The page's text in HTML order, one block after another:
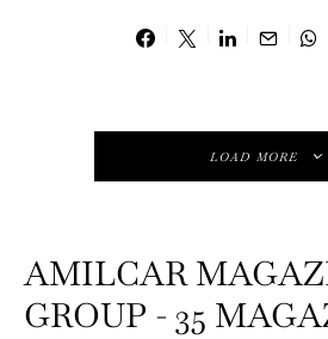
LOAD MORE
AMILCAR
GROUP - 35